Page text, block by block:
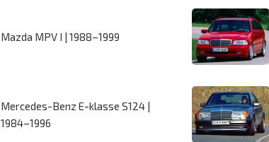
Mazda MPV I | 1988–1999
Mercedes-Benz E-klasse S124 |
1984–1996